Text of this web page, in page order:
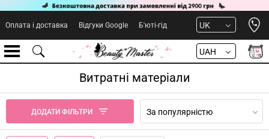
Оплата і доставка Відгуки Google Б'юті-гід UK
UAH
Витратні матеріали
ДОДАТИ ФІЛЬТРИ За популярністю